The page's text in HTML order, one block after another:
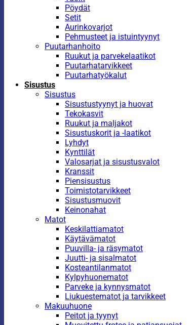
Pöydät
Setit
Aurinkovarjot
Pehmusteet ja istuintyynyt
Puutarhanhoito
Ruukut ja parvekelaatikot
Puutarhatarvikkeet
Puutarhatyökalut
Sisustus
Sisustus
Sisustustyynyt ja huovat
Tekokasvit
Ruukut ja maljakot
Sisustuskorit ja -laatikot
Lyhdyt
Kynttilät
Valosarjat ja sisustusvalot
Kranssit
Piensisustus
Toimistotarvikkeet
Sisustusmuovit
Keinonahat
Matot
Keskilattiamatot
Käytävämatot
Puuvilla- ja räsymatot
Juutti- ja sisalmatot
Kosteantilanmatot
Kylpyhuonematot
Parveke ja kynnysmatot
Liukuestematot ja tarvikkeet
Makuuhuone
Peitot ja tyynyt